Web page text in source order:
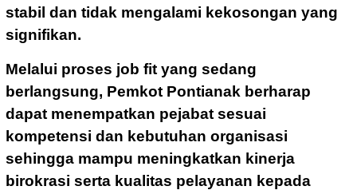
stabil dan tidak mengalami kekosongan yang
signifikan.
Melalui proses job fit yang sedang
berlangsung, Pemkot Pontianak berharap
dapat menempatkan pejabat sesuai
kompetensi dan kebutuhan organisasi
sehingga mampu meningkatkan kinerja
birokrasi serta kualitas pelayanan kepada